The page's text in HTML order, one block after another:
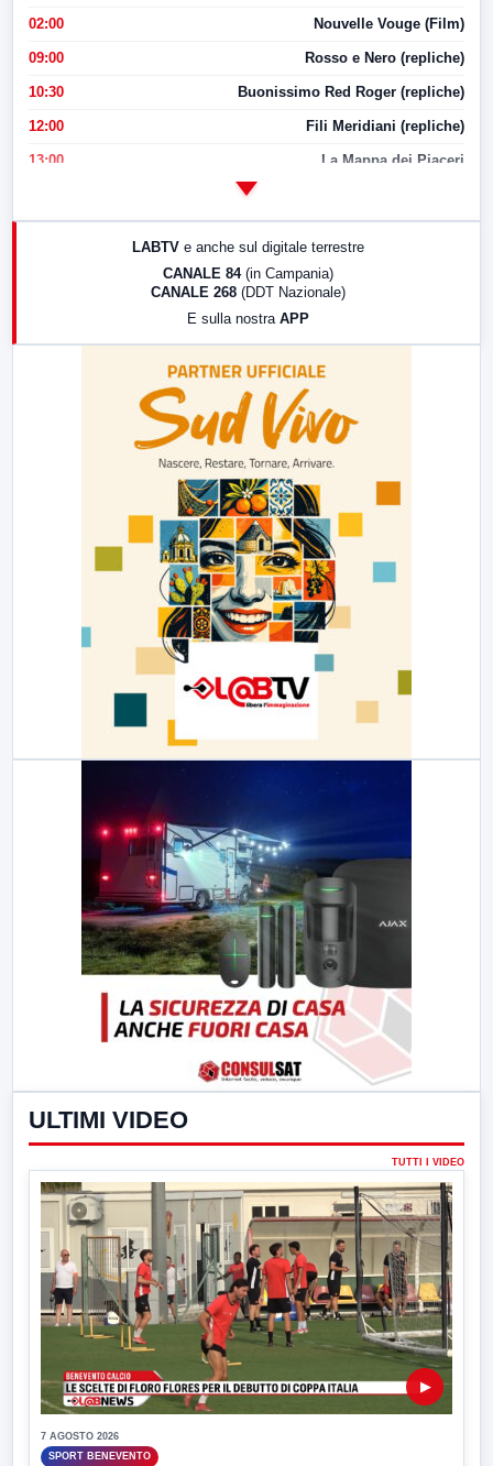
02:00 Nouvelle Vouge (Film)
09:00 Rosso e Nero (repliche)
10:30 Buonissimo Red Roger (repliche)
12:00 Fili Meridiani (repliche)
13:00 La Mappa dei Piaceri
LABTV e anche sul digitale terrestre
CANALE 84 (in Campania)
CANALE 268 (DDT Nazionale)
E sulla nostra APP
ULTIMI VIDEO
TUTTI I VIDEO
▶
7 AGOSTO 2026
SPORT BENEVENTO